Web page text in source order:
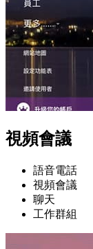
視頻會議
語音電話
視頻會議
聊天
工作群組